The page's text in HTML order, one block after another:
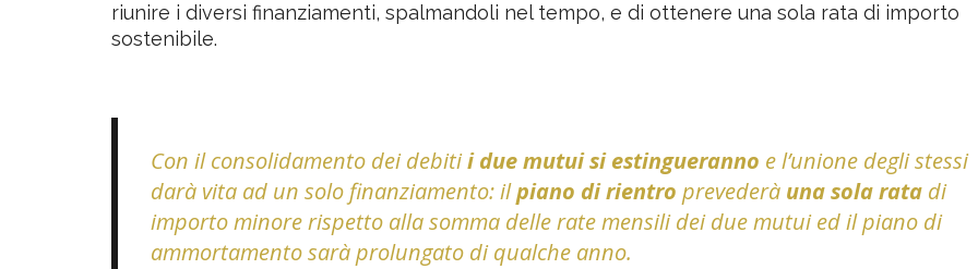
riunire i diversi finanziamenti, spalmandoli nel tempo, e di ottenere una sola rata di importo
sostenibile.
Con il consolidamento dei debitii due mutui si estingueranno e l’unione degli stessi
darà vita ad un solo finanziamento: ilpiano di rientro prevederà una sola rata di
importo minore rispetto alla somma delle rate mensili dei due mutui ed il piano di
ammortamento sarà prolungato di qualche anno.